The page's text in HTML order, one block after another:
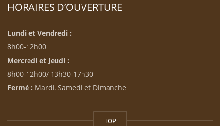
HORAIRES D’OUVERTURE
Lundi et Vendredi :
8h00-12h00
Mercredi et Jeudi :
8h00-12h00/ 13h30-17h30
Fermé : Mardi, Samedi et Dimanche
TOP